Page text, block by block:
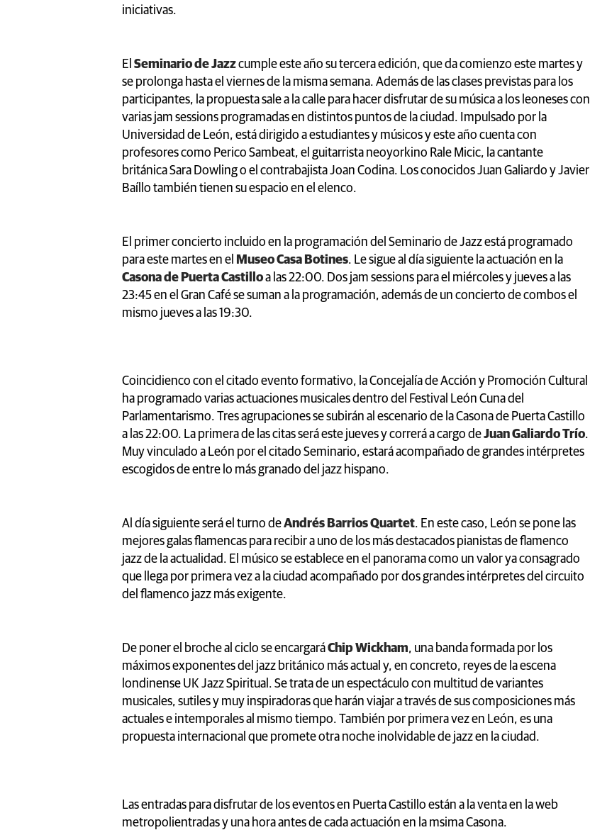
iniciativas.
El Seminario de Jazzcumple este año su tercera edición, que da comienzo este martes y
se prolonga hasta el viernes de la misma semana. Además de las clases previstas para los
participantes, la propuesta sale a la calle para hacer disfrutar de su música a los leoneses con
varias jam sessions programadas en distintos puntos de la ciudad. Impulsado por la
Universidad de León, está dirigido a estudiantes y músicos y este año cuenta con
profesores como Perico Sambeat, el guitarrista neoyorkino Rale Micic, la cantante
británica Sara Dowling o el contrabajista Joan Codina. Los conocidos Juan Galiardo y Javier
Baíllo también tienen su espacio en el elenco.
El primer concierto incluido en la programación del Seminario de Jazz está programado
para este martes en el Museo Casa Botines. Le sigue al día siguiente la actuación en la
Casona de Puerta Castilloa las 22:00. Dos jam sessions para el miércoles y jueves a las
23:45 en el Gran Café se suman a la programación, además de un concierto de combos el
mismo jueves a las 19:30.
Coincidienco con el citado evento formativo, la Concejalía de Acción y Promoción Cultural
ha programado varias actuaciones musicales dentro del Festival León Cuna del
Parlamentarismo. Tres agrupaciones se subirán al escenario de la Casona de Puerta Castillo
a las 22:00. La primera de las citas será este jueves y correrá a cargo deJuan Galiardo Trío.
Muy vinculado a León por el citado Seminario, estará acompañado de grandes intérpretes
escogidos de entre lo más granado del jazz hispano.
Al día siguiente será el turno deAndrés Barrios Quartet. En este caso, León se pone las
mejores galas flamencas para recibir a uno de los más destacados pianistas de flamenco
jazz de la actualidad. El músico se establece en el panorama como un valor ya consagrado
que llega por primera vez a la ciudad acompañado por dos grandes intérpretes del circuito
del flamenco jazz más exigente.
De poner el broche al ciclo se encargaráChip Wickham, una banda formada por los
máximos exponentes del jazz británico más actual y, en concreto, reyes de la escena
londinense UK Jazz Spiritual. Se trata de un espectáculo con multitud de variantes
musicales, sutiles y muy inspiradoras que harán viajar a través de sus composiciones más
actuales e intemporales al mismo tiempo. También por primera vez en León, es una
propuesta internacional que promete otra noche inolvidable de jazz en la ciudad.
Las entradas para disfrutar de los eventos en Puerta Castillo están a la venta en la web
metropolientradas y una hora antes de cada actuación en la msima Casona.